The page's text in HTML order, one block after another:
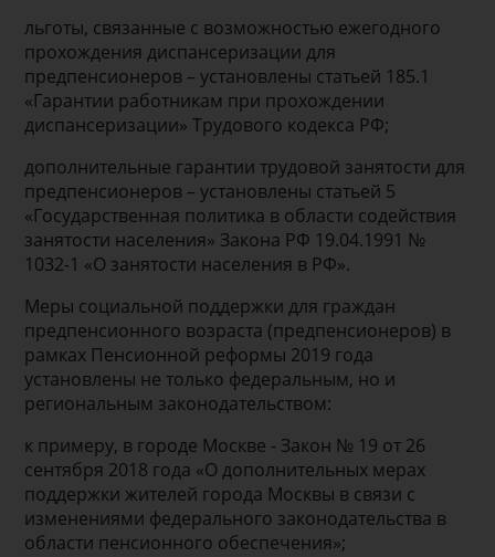
льготы, связанные с возможностью ежегодного
прохождения диспансеризации для
предпенсионеров – установлены статьей 185.1
«Гарантии работникам при прохождении
диспансеризации» Трудового кодекса РФ;
дополнительные гарантии трудовой занятости для
предпенсионеров – установлены статьей 5
«Государственная политика в области содействия
занятости населения» Закона РФ 19.04.1991 №
1032-1 «О занятости населения в РФ».
Меры социальной поддержки для граждан
предпенсионного возраста (предпенсионеров) в
рамках Пенсионной реформы 2019 года
установлены не только федеральным, но и
региональным законодательством:
к примеру, в городе Москве - Закон № 19 от 26
сентября 2018 года «О дополнительных мерах
поддержки жителей города Москвы в связи с
изменениями федерального законодательства в
области пенсионного обеспечения»;